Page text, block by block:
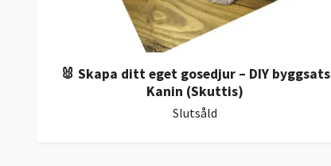
🐰 Skapa ditt eget gosedjur – DIY byggsats
Kanin (Skuttis)
Slutsåld